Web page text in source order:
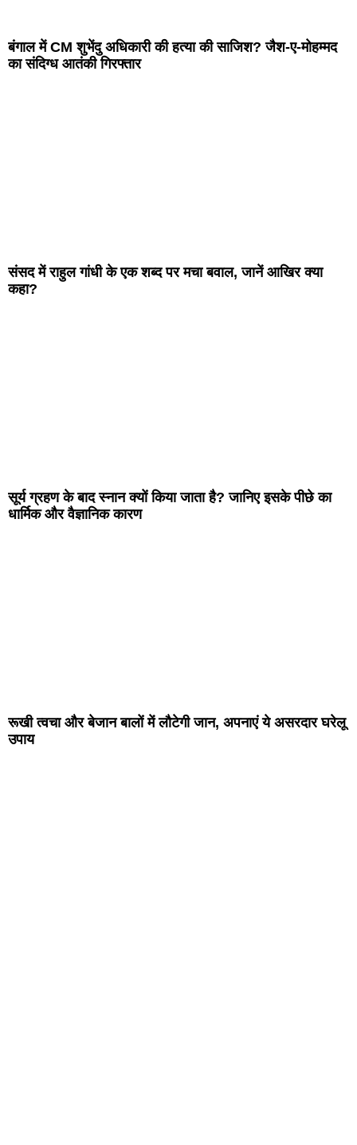
बंगाल में CM शुभेंदु अधिकारी की हत्या की साजिश? जैश-ए-मोहम्मद
का संदिग्ध आतंकी गिरफ्तार
संसद में राहुल गांधी के एक शब्द पर मचा बवाल, जानें आखिर क्या
कहा?
सूर्य ग्रहण के बाद स्नान क्यों किया जाता है? जानिए इसके पीछे का
धार्मिक और वैज्ञानिक कारण
रूखी त्वचा और बेजान बालों में लौटेगी जान, अपनाएं ये असरदार घरेलू
उपाय